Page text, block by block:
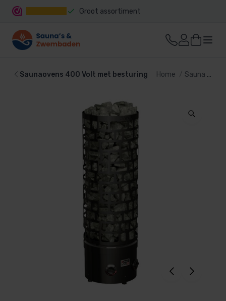
Groot assortiment
Saunaovens 400 Volt met besturing Home Sauna